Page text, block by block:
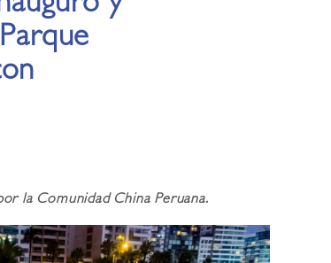
la Comunidad China Peruana.